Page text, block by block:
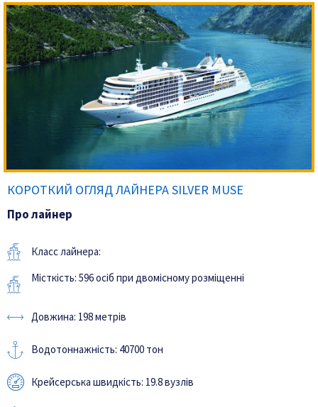
КОРОТКИЙ ОГЛЯД ЛАЙНЕРА SILVER MUSE
Про лайнер
Класс лайнера:
Місткість: 596 осіб при двомісному розміщенні
Довжина: 198 метрів
Водотоннажність: 40700 тон
Крейсерська швидкість: 19.8 вузлів